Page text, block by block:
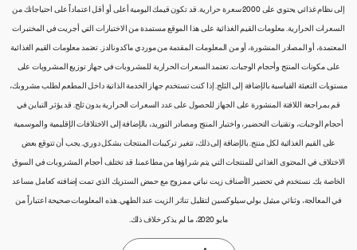
إلى نظام غذائي يحتوي على 2000 سعرة حرارية. قد تكون قيمك اليومية أعلى أو أقل اعتماداً على احتياجاتك من
السعرات الحرارية. معلومات القيم الغذائية على هذا الموقع مستمدة من الاختبارات التي أجريت في المختبرات
المعتمدة، أو المصادر المنشورة، أو من المعلومات المقدمة من موردي ماكدونالدز. تعتمد معلومات القيم الغذائية
على مكونات المنتج وأحجام الوجبات. تعتمد السعرات الحرارية للمشروبات في جهاز توزيع المشروبات على
مستويات التعبئة القياسية بالإضافة إلى الثلج. إذا كنت تستخدم جهاز الخدمة الذاتية داخل المطعم لطلب مشروبك،
قم بمراجعة اللافتة المنشورة على الجهاز للحصول على عدد السعرات الحرارية بدون ثلج. قد يؤثر التباين في
أحجام الوجبات، وتقنيات التحضير، واختبار المنتج ومصادر التوريد، بالإضافة إلى الاختلافات الإقليمية والموسمية
على القيم الغذائية لكل منتج. بالإضافة إلى ذلك، تتغير تركيبات المنتجات بشكل دوري. يجب أن تتوقع بعض
الاختلاف في المحتوى الغذائي للمنتجات التي يتم شراؤها من مطاعمنا. قد تختلف أحجام المشروبات في السوق
الخاصة بك. نستخدم في تحضير الأصناف زيت نباتي ممزوج مع حمض الستريك الذي تمت إضافته كعامل مساعد
في المعالجة، وثنائي ميثيل بولي سيلوكسين لتقليل تناثر الزيت عند الطهي. هذه المعلومات صحيحة اعتباراً من
مايو 2020، ما لم يذكر خلاف ذلك.